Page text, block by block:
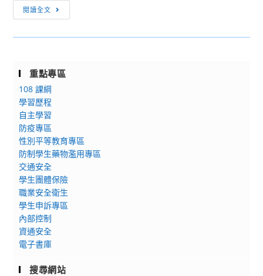
閱讀全文
要
公
期
開
重點專區
108 課綱
學習歷程
自主學習
防疫專區
性別平等教育專區
防制學生藥物濫用專區
交通安全
學生團體保險
職業安全衛生
學生申訴專區
內部控制
資通安全
電子書庫
搜尋網站